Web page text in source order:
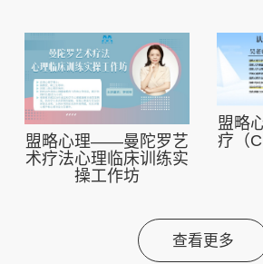
盟略心理——曼陀罗艺
术疗法心理临床训练实
操工作坊
盟略
疗（
查看更多